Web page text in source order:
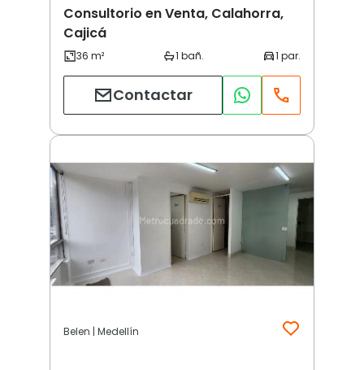
Consultorio en Venta, Calahorra,
Cajicá
Contactar
Belen | Medellín